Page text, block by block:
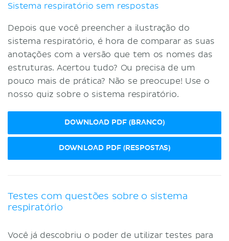
Sistema respiratório sem respostas
Depois que você preencher a ilustração do
sistema respiratório, é hora de comparar as suas
anotações com a versão que tem os nomes das
estruturas. Acertou tudo? Ou precisa de um
pouco mais de prática? Não se preocupe! Use o
nosso quiz sobre o sistema respiratório.
DOWNLOAD PDF (BRANCO)
DOWNLOAD PDF (RESPOSTAS)
Testes com questões sobre o sistema
respiratório
Você já descobriu o poder de utilizar testes para